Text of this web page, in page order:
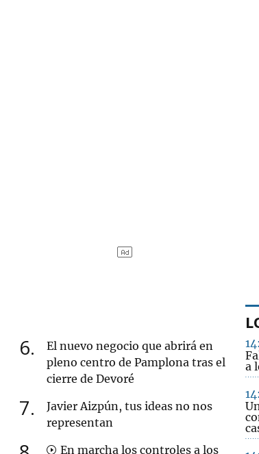
6
El nuevo negocio que abrirá en
pleno centro de Pamplona tras el
cierre de Devoré
7
Javier Aizpún, tus ideas no nos
representan
En marcha los controles a los
a